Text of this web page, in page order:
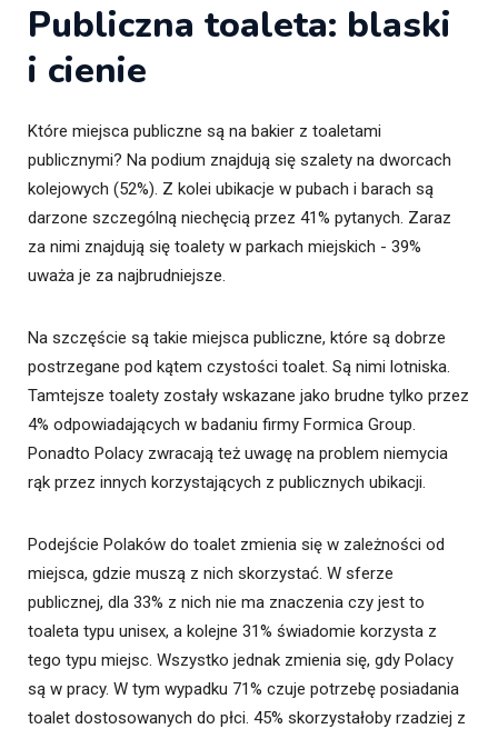
Publiczna toaleta: blaski
i cienie
Które miejsca publiczne są na bakier z toaletami
publicznymi? Na podium znajdują się szalety na dworcach
kolejowych (52%). Z kolei ubikacje w pubach i barach są
darzone szczególną niechęcią przez 41% pytanych. Zaraz
za nimi znajdują się toalety w parkach miejskich - 39%
uważa je za najbrudniejsze.
Na szczęście są takie miejsca publiczne, które są dobrze
postrzegane pod kątem czystości toalet. Są nimi lotniska.
Tamtejsze toalety zostały wskazane jako brudne tylko przez
4% odpowiadających w badaniu firmy Formica Group.
Ponadto Polacy zwracają też uwagę na problem niemycia
rąk przez innych korzystających z publicznych ubikacji.
Podejście Polaków do toalet zmienia się w zależności od
miejsca, gdzie muszą z nich skorzystać. W sferze
publicznej, dla 33% z nich nie ma znaczenia czy jest to
toaleta typu unisex, a kolejne 31% świadomie korzysta z
tego typu miejsc. Wszystko jednak zmienia się, gdy Polacy
są w pracy. W tym wypadku 71% czuje potrzebę posiadania
toalet dostosowanych do płci. 45% skorzystałoby rzadziej z